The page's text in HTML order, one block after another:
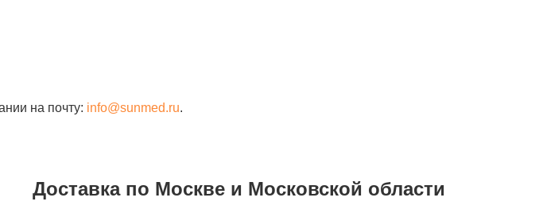
на почту: info@sunmed.ru.
Доставка по Москве и Московской области